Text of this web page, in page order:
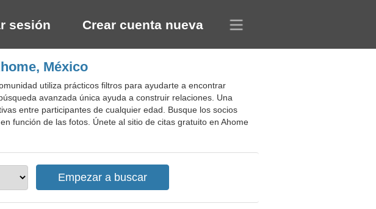
sesión Crear cuenta nueva
México
utiliza prácticos filtros para ayudarte a encontrar
avanzada única ayuda a construir relaciones. Una
entre participantes de cualquier edad. Busque los socios
función de las fotos. Únete al sitio de citas gratuito en Ahome